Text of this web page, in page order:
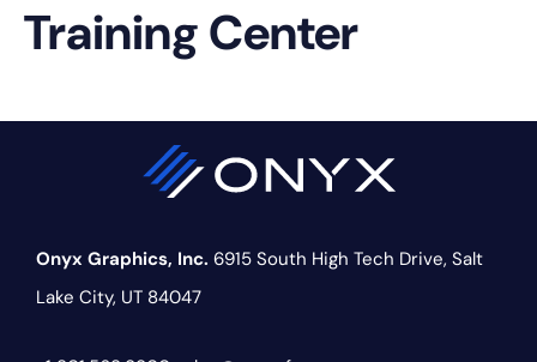
Training Center
Onyx Graphics, Inc. 6915 South High Tech Drive, Salt
Lake City, UT 84047